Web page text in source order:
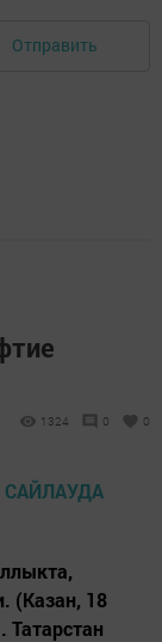
Отправить
1324 0 0
(Казан, 18